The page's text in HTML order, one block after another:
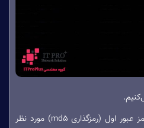
، از رمز عبور اول (رمزگذاری md5) مورد نظر